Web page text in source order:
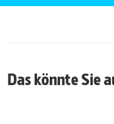
Das könnte Sie